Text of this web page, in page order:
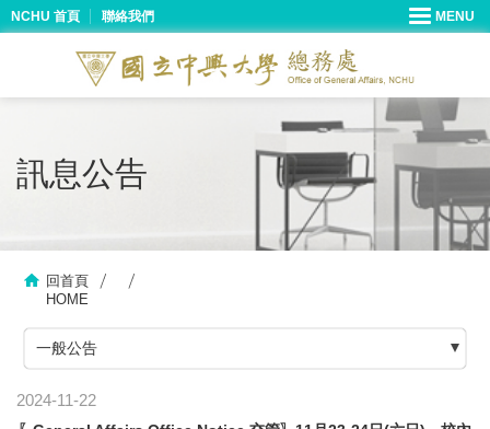
NCHU 首頁 聯絡我們
訊息公告
回首頁
HOME
一般公告
2024-11-22